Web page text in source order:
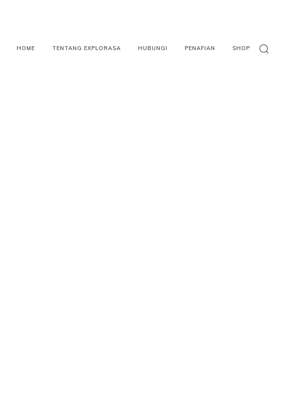
HOME TENTANG EXPLORASA HUBUNGI PENAFIAN SHOP